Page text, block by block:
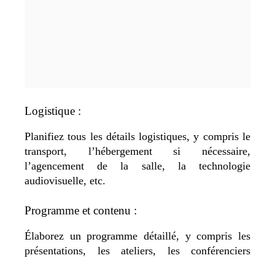
Logistique :
Planifiez tous les détails logistiques, y compris le
transport, l’hébergement si nécessaire,
l’agencement de la salle, la technologie
audiovisuelle, etc.
Programme et contenu :
Élaborez un programme détaillé, y compris les
présentations, les ateliers, les conférenciers